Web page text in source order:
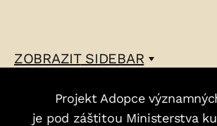
ZOBRAZITSIDEBAR
Projekt Adopce
je pod záštitou Ministerstva